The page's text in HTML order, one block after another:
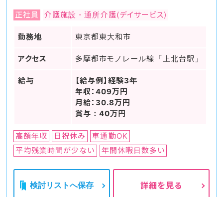
正社員 介護施設・通所介護(デイサービス)
勤務地 東京都東大和市
アクセス 多摩都市モノレール線「上北台駅」
給与
【給与例】経験3年
年収：409万円
月給：30.8万円
賞与：40万円
高額年収 日祝休み
車通勤OK
平均残業時間が少ない
年間休暇日数多い
検討リストへ保存 詳細を見る